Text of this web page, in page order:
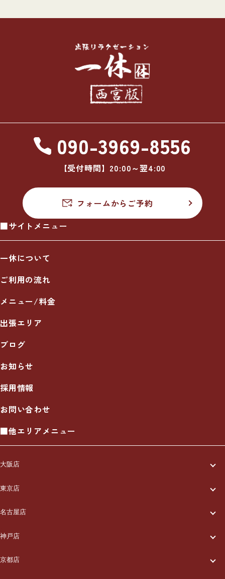
090-3969-8556
【受付時間】20:00～翌4:00
フォームからご予約
■サイトメニュー
一休について
ご利用の流れ
メニュー/料金
出張エリア
ブログ
お知らせ
採用情報
お問い合わせ
■他エリアメニュー
大阪店
一休について
ご利用の流れ
メニュー/料金
出張エリア
東京店
一休について
ご利用の流れ
メニュー/料金
名古屋店
一休について
ご利用の流れ
神戸店
一休について
京都店